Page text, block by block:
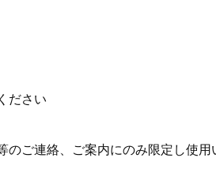
ださい
のご連絡、ご案内にのみ限定し使用